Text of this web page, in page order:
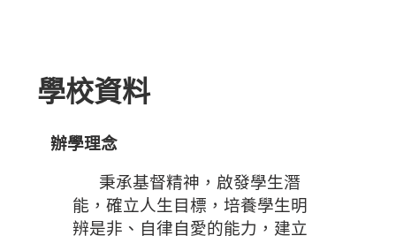
學校資料
辦學理念
秉承基督精神，啟發學生潛
能，確立人生目標，培養學生明
辨是非、自律自愛的能力，建立